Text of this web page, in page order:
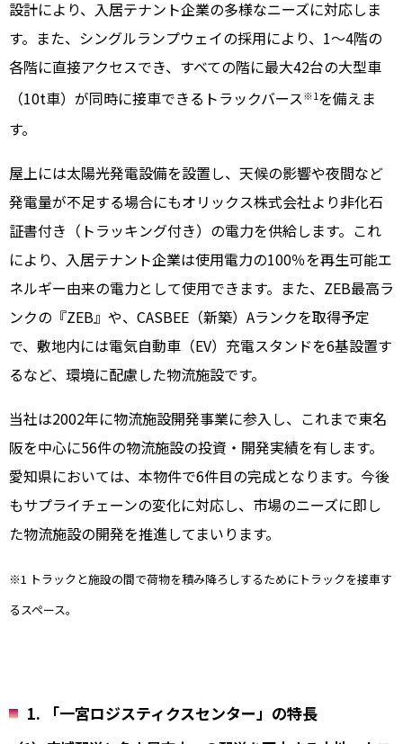
設計により、入居テナント企業の多様なニーズに対応しま
す。また、シングルランプウェイの採用により、1～4階の
各階に直接アクセスでき、すべての階に最大42台の大型車
（10t車）が同時に接車できるトラックバース※1を備えま
す。
屋上には太陽光発電設備を設置し、天候の影響や夜間など
発電量が不足する場合にもオリックス株式会社より非化石
証書付き（トラッキング付き）の電力を供給します。これ
により、入居テナント企業は使用電力の100％を再生可能エ
ネルギー由来の電力として使用できます。また、ZEB最高ラ
ンクの『ZEB』や、CASBEE（新築）Aランクを取得予定
で、敷地内には電気自動車（EV）充電スタンドを6基設置す
るなど、環境に配慮した物流施設です。
当社は2002年に物流施設開発事業に参入し、これまで東名
阪を中心に56件の物流施設の投資・開発実績を有します。
愛知県においては、本物件で6件目の完成となります。今後
もサプライチェーンの変化に対応し、市場のニーズに即し
た物流施設の開発を推進してまいります。
※1 トラックと施設の間で荷物を積み降ろしするためにトラックを接車す
るスペース。
1. 「一宮ロジスティクスセンター」の特長